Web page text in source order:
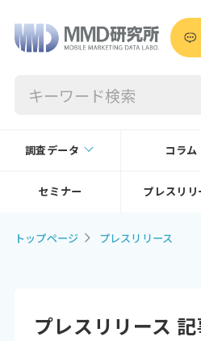
調査データ コラム
セミナー プレスリリ
トップページ プレスリリース
プレスリリース